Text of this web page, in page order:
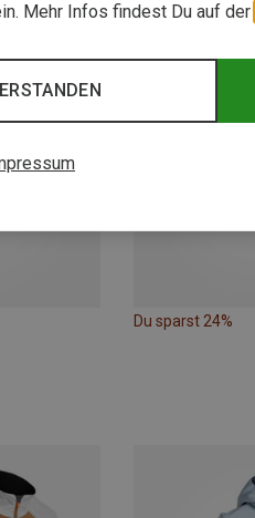
Du sparst 24%
Mehr Infos findest Du auf der